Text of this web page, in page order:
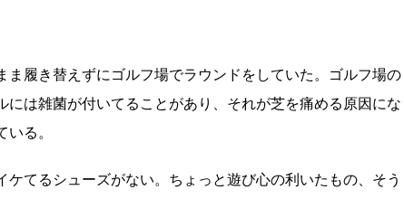
履き替えずにゴルフ場でラウンドをしていた。ゴルフ場の
は雑菌が付いてることがあり、それが芝を痛める原因にな
る。
てるシューズがない。ちょっと遊び心の利いたもの、そう